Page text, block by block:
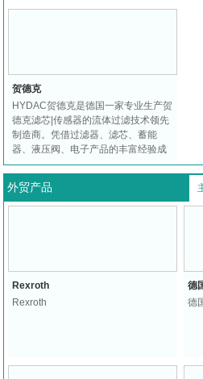
贺德克
HYDAC贺德克是德国一家专业生产贺
德克滤芯|传感器的流体过滤技术领先
制造商。凭借过滤器、滤芯、蓄能
器、液压阀、电子产品的丰富经验成
为了世界领先的流体专家。得到广大
外贸产品
Rexroth
Rexroth
德
德